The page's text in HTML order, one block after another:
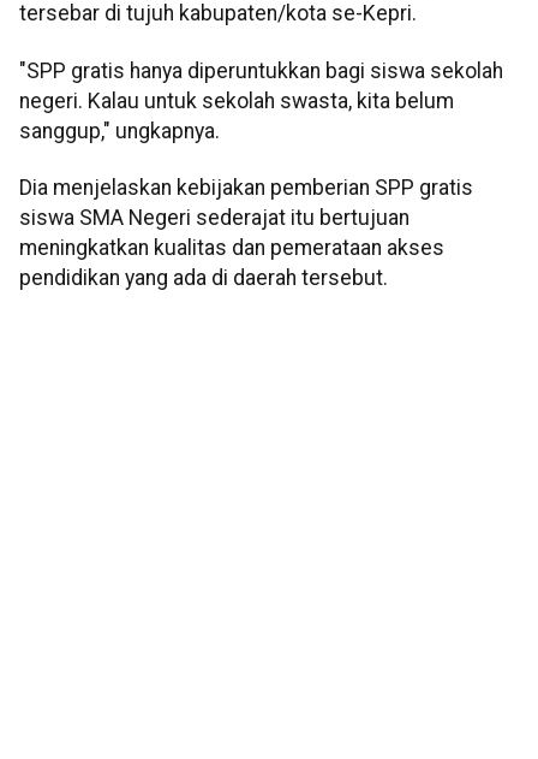
tersebar di tujuh kabupaten/kota se-Kepri.
"SPP gratis hanya diperuntukkan bagi siswa sekolah
negeri. Kalau untuk sekolah swasta, kita belum
sanggup," ungkapnya.
Dia menjelaskan kebijakan pemberian SPP gratis
siswa SMA Negeri sederajat itu bertujuan
meningkatkan kualitas dan pemerataan akses
pendidikan yang ada di daerah tersebut.